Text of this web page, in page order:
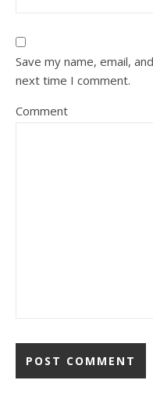
Save my name, email,
next time I comment.
Comment